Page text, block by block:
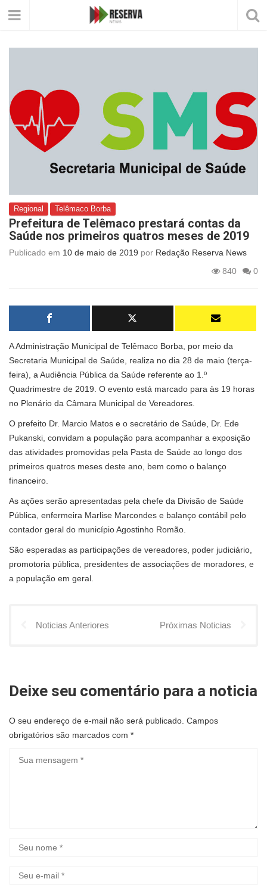
Regional Telêmaco Borba
Prefeitura de Telêmaco prestará contas da
Saúde nos primeiros quatros meses de 2019
Publicado em 10 de maio de 2019 por Redação Reserva News
840
0
A Administração Municipal de Telêmaco Borba, por meio da
Secretaria Municipal de Saúde, realiza no dia 28 de maio (terça-
feira), a Audiência Pública da Saúde referente ao 1.º
Quadrimestre de 2019. O evento está marcado para às 19 horas
no Plenário da Câmara Municipal de Vereadores.
O prefeito Dr. Marcio Matos e o secretário de Saúde, Dr. Ede
Pukanski, convidam a população para acompanhar a exposição
das atividades promovidas pela Pasta de Saúde ao longo dos
primeiros quatros meses deste ano, bem como o balanço
financeiro.
As ações serão apresentadas pela chefe da Divisão de Saúde
Pública, enfermeira Marlise Marcondes e balanço contábil pelo
contador geral do município Agostinho Romão.
São esperadas as participações de vereadores, poder judiciário,
promotoria pública, presidentes de associações de moradores, e
a população em geral.
Noticias Anteriores Próximas Noticias
Deixe seu comentário para a noticia
O seu endereço de e-mail não será publicado. Campos
obrigatórios são marcados com *